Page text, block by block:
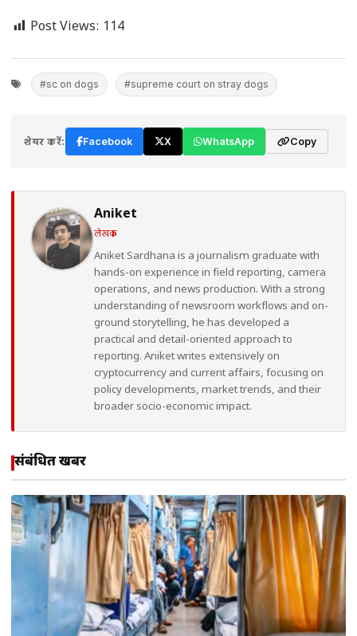
Post Views: 114
#sc on dogs #supreme court on stray dogs
शेयर करें: Facebook X WhatsApp Copy
Aniket
लेखक
Aniket Sardhana is a journalism graduate with
hands-on experience in field reporting, camera
operations, and news production. With a strong
understanding of newsroom workflows and on-
ground storytelling, he has developed a
practical and detail-oriented approach to
reporting. Aniket writes extensively on
cryptocurrency and current affairs, focusing on
policy developments, market trends, and their
broader socio-economic impact.
संबंधित खबरें